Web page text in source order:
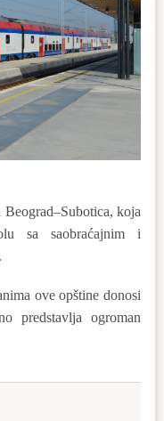
Beograd–Subotica, koja
sa saobraćajnim i
ove opštine donosi
predstavlja ogroman